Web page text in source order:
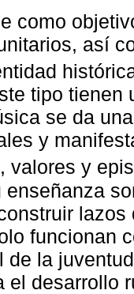
como
así
tipo tienen
se da
y
valores y
enseñanza
funcionan
de la
el desarrollo